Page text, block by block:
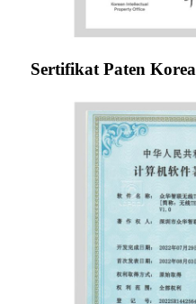
Sertifikat Paten Korea